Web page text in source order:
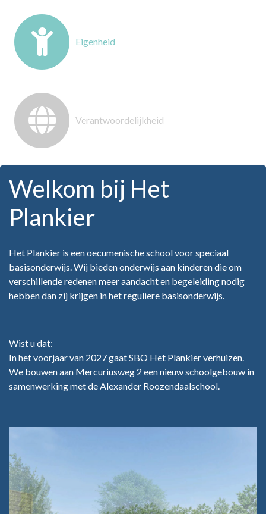
Eigenheid
Verantwoordelijkheid
Welkom bij Het
Plankier
Het Plankier is een oecumenische school voor speciaal
basisonderwijs. Wij bieden onderwijs aan kinderen die om
verschillende redenen meer aandacht en begeleiding nodig
hebben dan zij krijgen in het reguliere basisonderwijs.
Wist u dat:
In het voorjaar van 2027 gaat SBO Het Plankier verhuizen.
We bouwen aan Mercuriusweg 2 een nieuw schoolgebouw in
samenwerking met de Alexander Roozendaalschool.